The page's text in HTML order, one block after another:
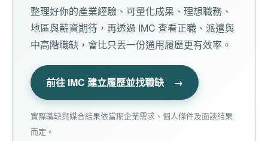
整理好你的產業經驗、可量化成果、理想職務、
地區與薪資期待，再透過 IMC 查看正職、派遣與
中高階職缺，會比只丟一份通用履歷更有效率。
前往 IMC 建立履歷並找職缺 →
實際職缺與媒合結果依當期企業需求、個人條件及面談結果
而定。